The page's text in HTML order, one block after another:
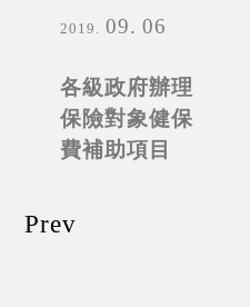
2019 09 06
各級政府辦理
保險對象健保
費補助項目
Prev